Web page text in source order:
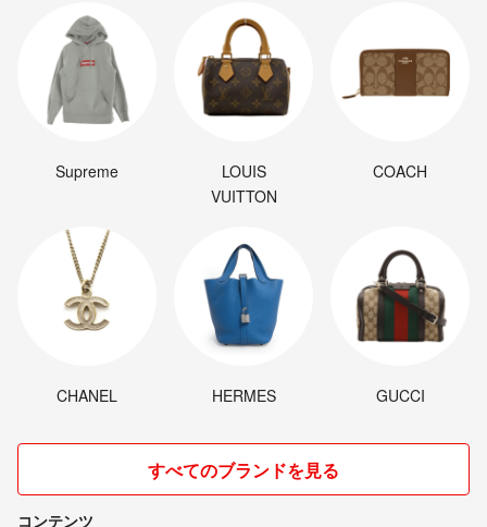
Supreme
LOUIS
VUITTON
COACH
CHANEL HERMES GUCCI
すべてのブランドを見る
コンテンツ